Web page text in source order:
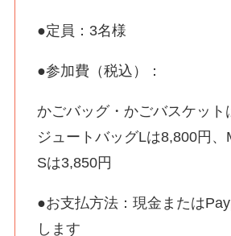
●定員：3名様
●参加費（税込）：
かごバッグ・かごバスケット
ジュートバッグLは8,800円、
Sは3,850円
●お支払方法：現金または
します